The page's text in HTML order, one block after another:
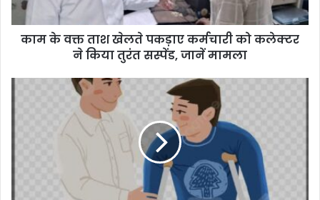
a
काम के वक्त ताश खेलते पकड़ाए कर्मचारी को कलेक्टर
ने किया तुरंत सस्पेंड, जानें मामला